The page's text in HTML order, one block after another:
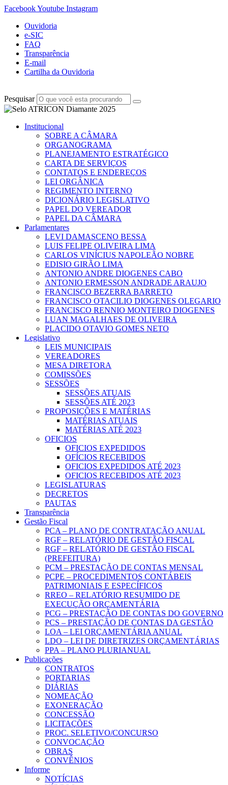
FacebookYoutube Instagram
Ouvidoria
e-SIC
FAQ
Transparência
E-mail
Cartilha da Ouvidoria
Pesquisar
Institucional
SOBRE A CÂMARA
ORGANOGRAMA
PLANEJAMENTO ESTRATÉGICO
CARTA DE SERVIÇOS
CONTATOS E ENDEREÇOS
LEI ORGÂNICA
REGIMENTO INTERNO
DICIONÁRIO LEGISLATIVO
PAPEL DO VEREADOR
PAPEL DA CÂMARA
Parlamentares
LEVI DAMASCENO BESSA
LUIS FELIPE OLIVEIRA LIMA
CARLOS VINÍCIUS NAPOLEÃO NOBRE
EDISIO GIRÃO LIMA
ANTONIO ANDRE DIOGENES CABO
ANTONIO ERMESSON ANDRADE ARAUJO
FRANCISCO BEZERRA BARRETO
FRANCISCO OTACILIO DIOGENES OLEGARIO
FRANCISCO RENNIO MONTEIRO DIOGENES
LUAN MAGALHAES DE OLIVEIRA
PLACIDO OTAVIO GOMES NETO
Legislativo
LEIS MUNICIPAIS
VEREADORES
MESA DIRETORA
COMISSÕES
SESSÕES
SESSÕES ATUAIS
SESSÕES ATÉ 2023
PROPOSIÇÕES E MATÉRIAS
MATÉRIAS ATUAIS
MATÉRIAS ATÉ 2023
OFICIOS
OFICIOS EXPEDIDOS
OFÍCIOS RECEBIDOS
OFICIOS EXPEDIDOS ATÉ 2023
OFICIOS RECEBIDOS ATÉ 2023
LEGISLATURAS
DECRETOS
PAUTAS
Transparência
Gestão Fiscal
PCA – PLANO DE CONTRATAÇÃO ANUAL
RGF – RELATÓRIO DE GESTÃO FISCAL
RGF – RELATÓRIO DE GESTÃO FISCAL
(PREFEITURA)
PCM – PRESTAÇÃO DE CONTAS MENSAL
PCPE – PROCEDIMENTOS CONTÁBEIS
PATRIMONIAIS E ESPECÍFICOS
RREO – RELATÓRIO RESUMIDO DE
EXECUÇÃO ORÇAMENTÁRIA
PCG – PRESTAÇÃO DE CONTAS DO GOVERNO
PCS – PRESTAÇÃO DE CONTAS DA GESTÃO
LOA – LEI ORÇAMENTÁRIA ANUAL
LDO – LEI DE DIRETRIZES ORÇAMENTÁRIAS
PPA – PLANO PLURIANUAL
Publicações
CONTRATOS
PORTARIAS
DIÁRIAS
NOMEAÇÃO
EXONERAÇÃO
CONCESSÃO
LICITAÇÕES
PROC. SELETIVO/CONCURSO
CONVOCAÇÃO
OBRAS
CONVÊNIOS
Informe
NOTÍCIAS